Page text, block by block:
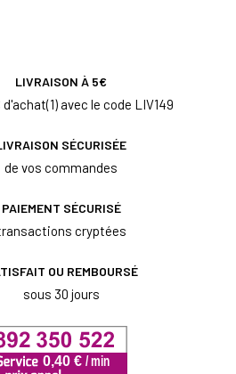
LIVRAISON À 5€
avec le code LIV149
SÉCURISÉE
de vos commandes
PAIEMENT SÉCURISÉ
cryptées
OU REMBOURSÉ
sous 30 jours